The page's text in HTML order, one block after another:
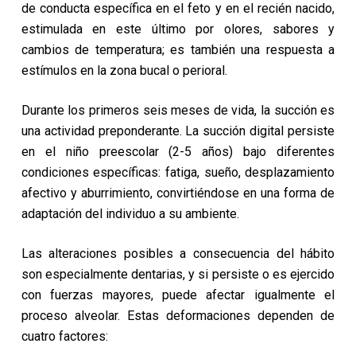
de conducta específica en el feto y en el recién nacido,
estimulada en este último por olores, sabores y
cambios de temperatura; es también una respuesta a
estímulos en la zona bucal o perioral.
Durante los primeros seis meses de vida, la succión es
una actividad preponderante. La succión digital persiste
en el niño preescolar (2-5 años) bajo diferentes
condiciones específicas: fatiga, sueño, desplazamiento
afectivo y aburrimiento, convirtiéndose en una forma de
adaptación del individuo a su ambiente.
Las alteraciones posibles a consecuencia del hábito
son especialmente dentarias, y si persiste o es ejercido
con fuerzas mayores, puede afectar igualmente el
proceso alveolar. Estas deformaciones dependen de
cuatro factores: